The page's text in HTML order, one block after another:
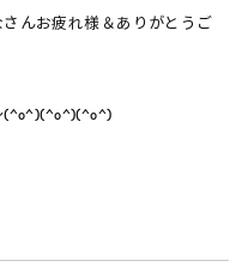
んお疲れ様＆ありがとうご
(^o^)(^o^)(^o^)